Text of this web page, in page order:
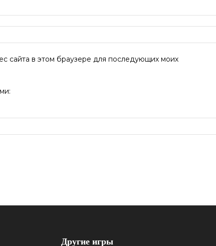
сайта в этом браузере для последующих моих
Другие игры